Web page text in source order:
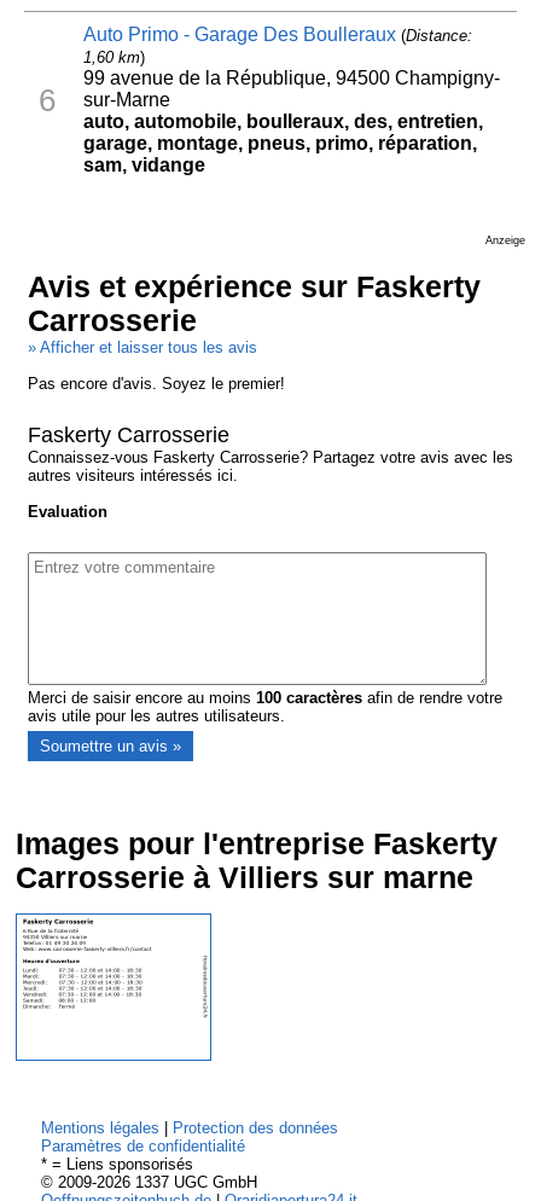
6
Auto Primo - Garage Des Boulleraux(Distance:
1,60 km)
99 avenue de la République, 94500 Champigny-
sur-Marne
auto, automobile, boulleraux, des, entretien,
garage, montage, pneus, primo, réparation,
sam, vidange
Anzeige
Avis et expérience sur Faskerty
Carrosserie
» Afficher et laisser tous les avis
Pas encore d'avis. Soyez le premier!
Faskerty Carrosserie
Connaissez-vous Faskerty Carrosserie? Partagez votre avis avec les
autres visiteurs intéressés ici.
Evaluation
Merci de saisir encore au moins100 caractères afin de rendre votre
avis utile pour les autres utilisateurs.
Images pour l'entreprise Faskerty
Carrosserie à Villiers sur marne
Mentions légales
Protection des données
Paramètres de confidentialité
* = Liens sponsorisés
© 2009-2026 1337 UGC GmbH